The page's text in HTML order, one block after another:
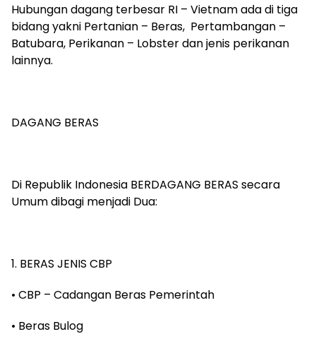
‎Hubungan dagang terbesar RI – Vietnam ada di tiga
bidang yakni Pertanian – Beras, Pertambangan –
Batubara, Perikanan – Lobster dan jenis perikanan
lainnya.
‎DAGANG BERAS
‎Di Republik Indonesia BERDAGANG BERAS secara
Umum dibagi menjadi Dua:
‎1. BERAS JENIS CBP
‎• CBP – Cadangan Beras Pemerintah
‎• Beras Bulog